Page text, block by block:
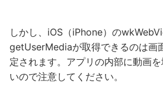
しかし、iOS（iPhone）の
getUserMediaが取得できるのは画
定されます。アプリの内部に動画
いので注意してください。